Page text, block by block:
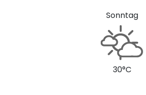
Sonntag
30°C